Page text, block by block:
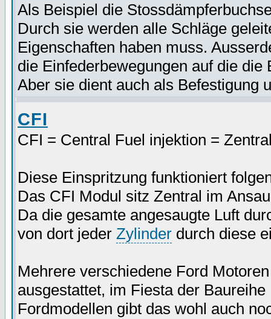
Als Beispiel die
Durch sie werden alle Schläge
Eigenschaften haben muss.
die Einfederbewegungen auf die
Aber sie dient auch als Befestigung
CFI
CFI = Central Fuel injektion =
Diese Einspritzung funktioniert
Das CFI Modul sitz Zentral im
Da die gesamte angesaugte Luft
von dort jeder Zylinder durch diese
Mehrere verschiedene Ford
ausgestattet, im Fiesta der
Fordmodellen gibt das wohl auch